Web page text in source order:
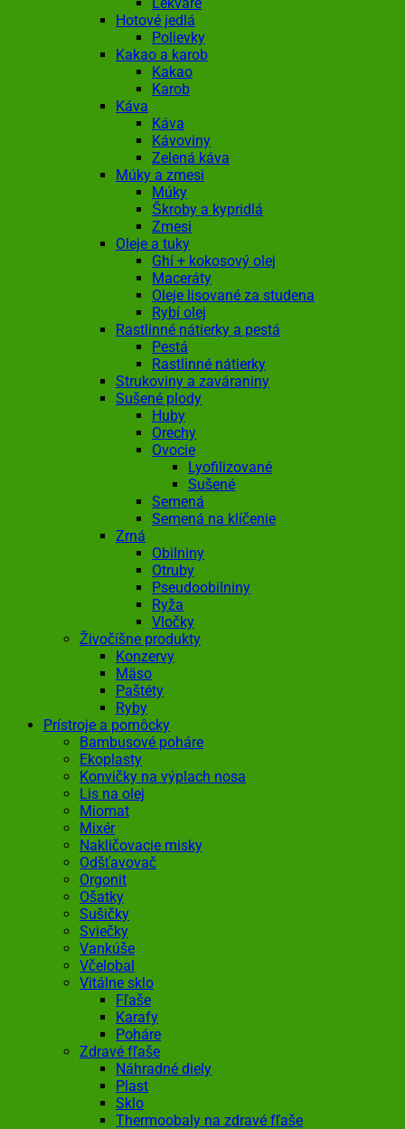
Hotové jedlá
Polievky
Kakao a karob
Kakao
Karob
Káva
Káva
Kávoviny
Zelená káva
Múky a zmesi
Múky
Škroby a kypridlá
Zmesi
Oleje a tuky
Ghí + kokosový olej
Maceráty
Oleje lisované za studena
Rybí olej
Rastlinné nátierky a pestá
Pestá
Rastlinné nátierky
Strukoviny a zaváraniny
Sušené plody
Huby
Orechy
Ovocie
Lyofilizované
Sušené
Semená
Semená na klíčenie
Zrná
Obilniny
Otruby
Pseudoobilniny
Ryža
Vločky
Živočíšne produkty
Konzervy
Mäso
Paštéty
Ryby
Prístroje a pomôcky
Bambusové poháre
Ekoplasty
Konvičky na výplach nosa
Lis na olej
Miomat
Mixér
Nakličovacie misky
Odšťavovač
Orgonit
Ošatky
Sušičky
Sviečky
Vankúše
Včelobal
Vitálne sklo
Fľaše
Karafy
Poháre
Zdravé fľaše
Náhradné diely
Plast
Sklo
Thermoobaly na zdravé fľaše